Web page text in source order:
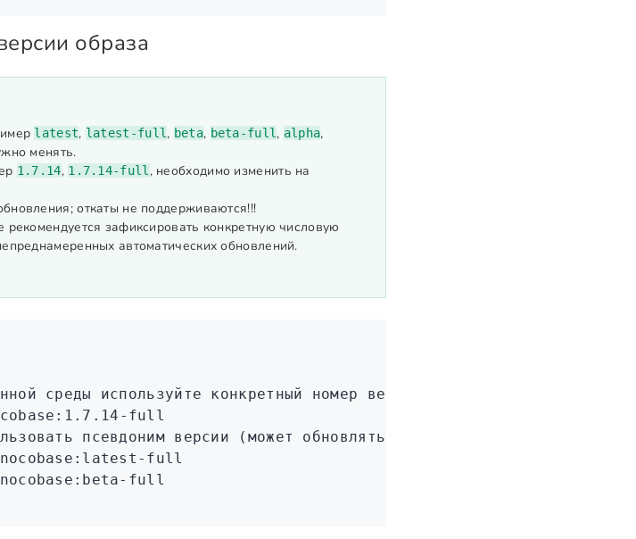
образа
latest, latest-full , beta, beta-full , alpha,
менять.
1.7.14, 1.7.14-full , необходимо изменить на
откаты не поддерживаются!!!
рекомендуется зафиксировать конкретную числовую
автоматических обновлений.
среды используйте конкретный номер версии
full
псевдоним версии (может обновляться автоматически; в
full
full